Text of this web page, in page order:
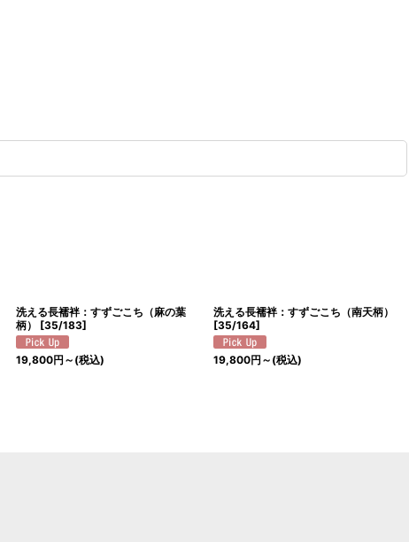
洗える長襦袢：すずごこち（麻の葉
柄）
[35/183]
19,800円 ～ (税込)
洗える長襦袢：すずごこち（南天柄）
[35/164]
19,800円 ～ (税込)